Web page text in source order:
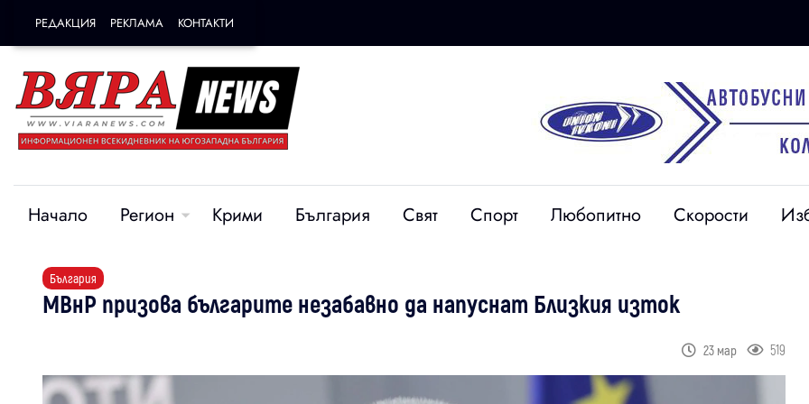
РЕДАКЦИЯ РЕКЛАМА КОНТАКТИ
Начало Регион Крими България Свят Спорт Любопитно Скорости
България
МВнР призова българите незабавно да напуснат Близкия изток
23 мар 519